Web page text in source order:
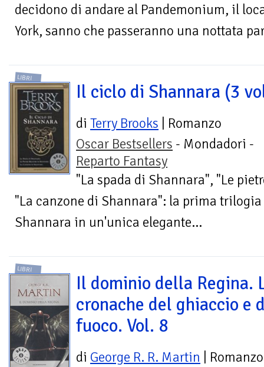
decidono di andare al Pandemonium, il
York, sanno che passeranno una nottata
LIBRI
Il ciclo di Shannara (3
di Terry Brooks | Romanzo
Oscar Bestsellers - Mondadori -
Reparto Fantasy
"La spada di Shannara", "Le
"La canzone di Shannara": la prima
Shannara in un'unica elegante...
LIBRI
Il dominio della Regina.
cronache del ghiaccio e
fuoco. Vol. 8
di George R. R. Martin | Romanzo